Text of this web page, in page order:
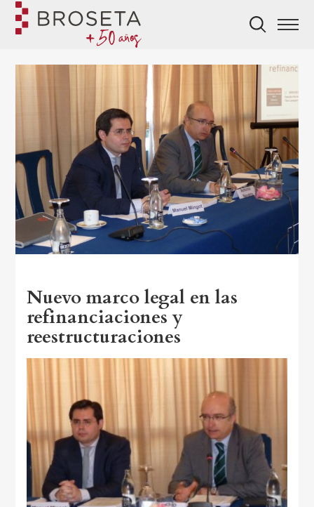
Nuevo marco legal en las
refinanciaciones y
reestructuraciones